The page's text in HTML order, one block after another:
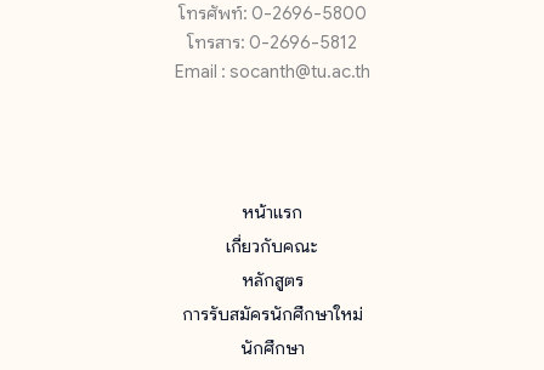
โทรศัพท์: 0-2696-5800
โทรสาร: 0-2696-5812
Email : socanth@tu.ac.th
หน้าแรก
เกี่ยวกับคณะ
หลักสูตร
การรับสมัครนักศึกษาใหม่
นักศึกษา